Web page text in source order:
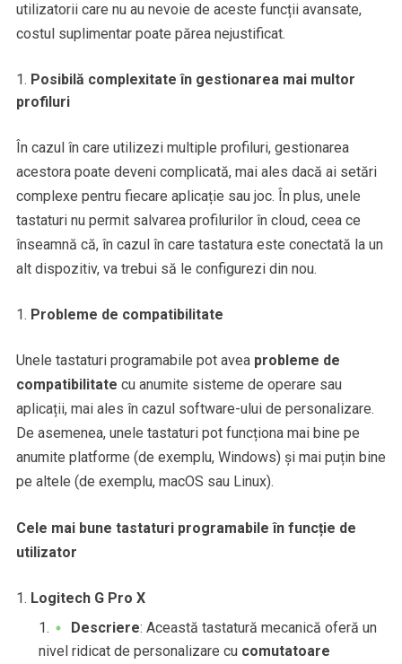
utilizatorii care nu au nevoie de aceste funcții avansate,
costul suplimentar poate părea nejustificat.
Posibilă complexitate în gestionarea mai multor
profiluri
În cazul în care utilizezi multiple profiluri, gestionarea
acestora poate deveni complicată, mai ales dacă ai setări
complexe pentru fiecare aplicație sau joc. În plus, unele
tastaturi nu permit salvarea profilurilor în cloud, ceea ce
înseamnă că, în cazul în care tastatura este conectată la un
alt dispozitiv, va trebui să le configurezi din nou.
Probleme de compatibilitate
Unele tastaturi programabile pot avea probleme de
compatibilitate cu anumite sisteme de operare sau
aplicații, mai ales în cazul software-ului de personalizare.
De asemenea, unele tastaturi pot funcționa mai bine pe
anumite platforme (de exemplu, Windows) și mai puțin bine
pe altele (de exemplu, macOS sau Linux).
Cele mai bune tastaturi programabile în funcție de
utilizator
Logitech G Pro X
Descriere: Această tastatură mecanică oferă un
nivel ridicat de personalizare cu comutatoare